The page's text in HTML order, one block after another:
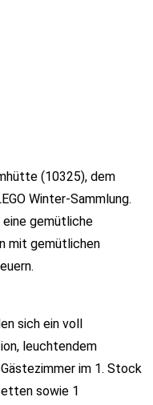
(10325), dem
Winter-Sammlung.
eine gemütliche
mit gemütlichen
sich ein voll
leuchtendem
im 1. Stock
sowie 1